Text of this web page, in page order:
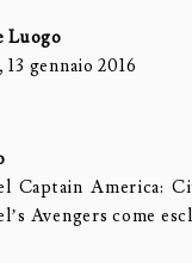
Luogo
13 gennaio 2016
Captain America:
Avengers come